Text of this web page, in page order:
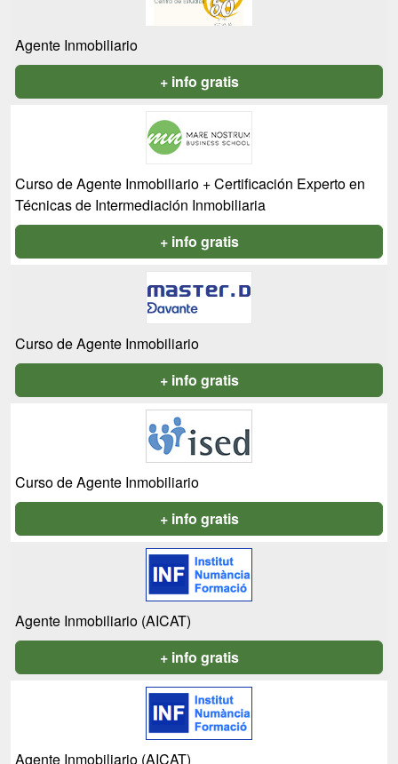
Agente Inmobiliario
+ info gratis
Curso de Agente Inmobiliario + Certificación Experto en
Técnicas de Intermediación Inmobiliaria
+ info gratis
Curso de Agente Inmobiliario
+ info gratis
Curso de Agente Inmobiliario
+ info gratis
Agente Inmobiliario (AICAT)
+ info gratis
Agente Inmobiliario (AICAT)